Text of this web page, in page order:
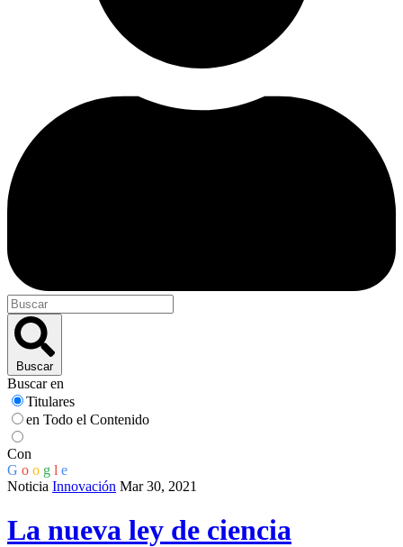
Buscar
Buscar en
Titulares
en Todo el Contenido
Con
G o o g l e
Noticia Innovación Mar 30, 2021
La nueva ley de ciencia